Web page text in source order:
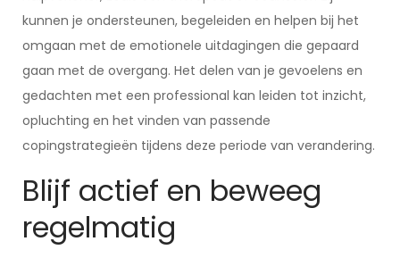
kunnen je ondersteunen, begeleiden en helpen bij het
omgaan met de emotionele uitdagingen die gepaard
gaan met de overgang. Het delen van je gevoelens en
gedachten met een professional kan leiden tot inzicht,
opluchting en het vinden van passende
copingstrategieën tijdens deze periode van verandering.
Blijf actief en beweeg
regelmatig